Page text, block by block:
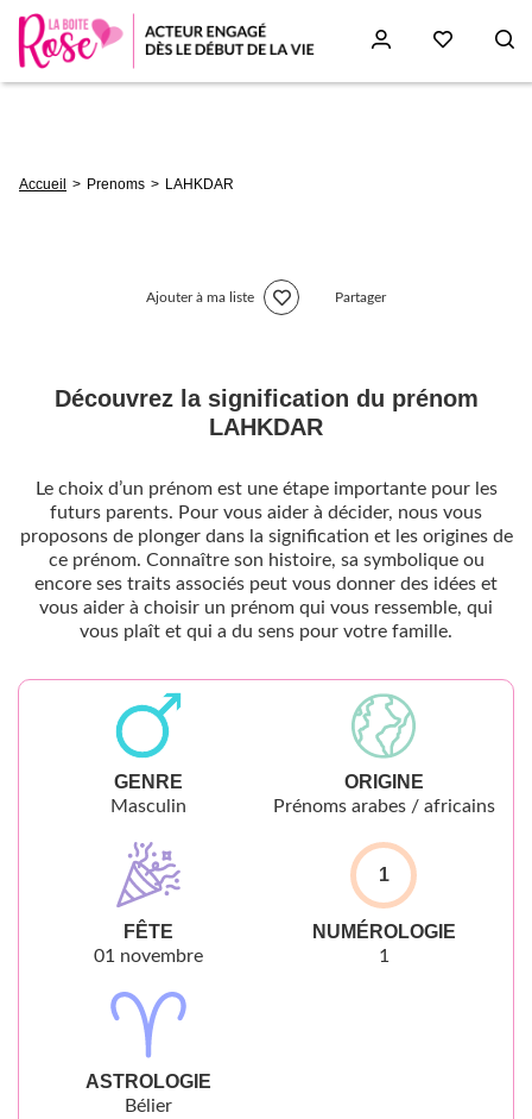
d'Ariane
Accueil Prenoms LAHKDAR
Ajouter à ma liste Partager
Découvrez la signification du prénom
LAHKDAR
Le choix d’un prénom est une étape importante pour les
futurs parents. Pour vous aider à décider, nous vous
proposons de plonger dans la signification et les origines de
ce prénom. Connaître son histoire, sa symbolique ou
encore ses traits associés peut vous donner des idées et
vous aider à choisir un prénom qui vous ressemble, qui
vous plaît et qui a du sens pour votre famille.
GENRE
Masculin
ORIGINE
Prénoms arabes / africains
FÊTE
01 novembre
1
NUMÉROLOGIE
1
ASTROLOGIE
Bélier